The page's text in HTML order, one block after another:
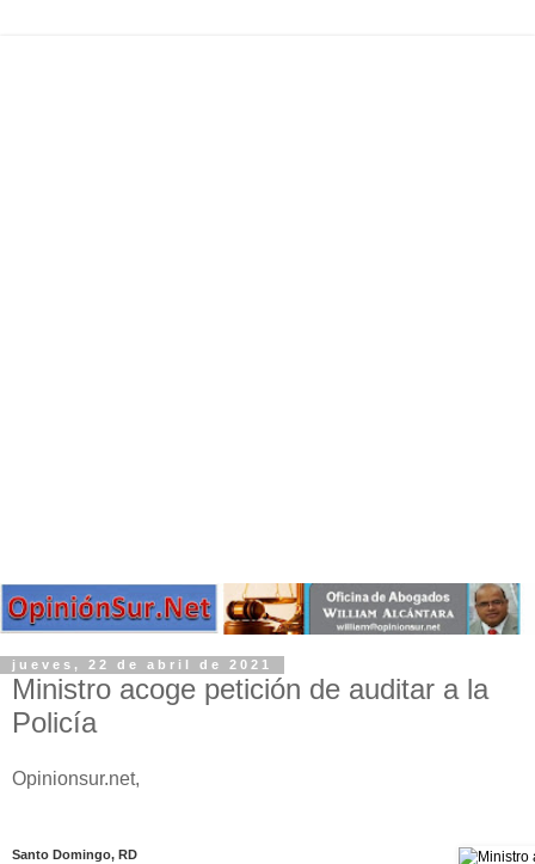
jueves, 22 de abril de 2021
Ministro acoge petición de auditar a la
Policía
Opinionsur.net,
Santo Domingo, RD